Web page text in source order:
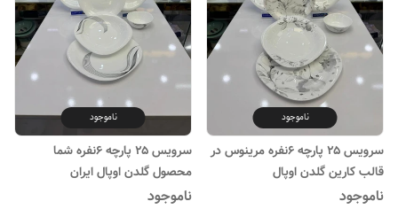
ناموجود
سرویس ۲۵ پارچه ۶نفره مرینوس در
قالب کارین گلدن اوپال
ناموجود
ناموجود
سرویس ۲۵ پارچه ۶نفره شما
محصول گلدن اوپال ایران
ناموجود